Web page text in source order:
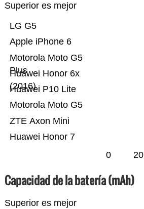
Superior es mejor
Huawei Honor 7
ZTE Axon Mini
Motorola Moto G5
Huawei P10 Lite
Huawei Honor 6x
(2016)
Motorola Moto G5
Plus
Apple iPhone 6
LG G5
0 20
Capacidad de la batería (mAh)
Superior es mejor